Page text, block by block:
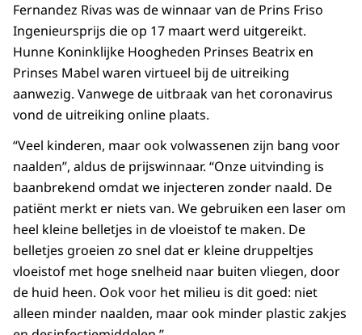
Fernandez Rivas was de winnaar van de Prins Friso
Ingenieursprijs die op 17 maart werd uitgereikt.
Hunne Koninklijke Hoogheden Prinses Beatrix en
Prinses Mabel waren virtueel bij de uitreiking
aanwezig. Vanwege de uitbraak van het coronavirus
vond de uitreiking online plaats.
“Veel kinderen, maar ook volwassenen zijn bang voor
naalden”, aldus de prijswinnaar. “Onze uitvinding is
baanbrekend omdat we injecteren zonder naald. De
patiënt merkt er niets van. We gebruiken een laserom
heel kleine belletjes in de vloeistof te maken. De
belletjes groeien zo snel dat er kleine druppeltjes
vloeistof met hoge snelheid naar buiten vliegen, door
de huid heen. Ook voor het milieu is dit goed: niet
alleen minder naalden, maar ook minder plastic zakjes